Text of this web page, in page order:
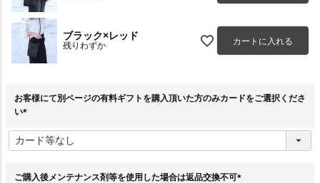
ブラック×レッド
残りわずか カートに入れる
お客様にて別ページの有料ギフトを購入頂いた方のみカードをご選択くださ
い
必
須
ご購入後メンテナンス剤等を使用した場合は返品交換不可